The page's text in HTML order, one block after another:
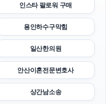
인스타 팔로워 구매
용인하수구막힘
일산한의원
안산이혼전문변호사
상간남소송